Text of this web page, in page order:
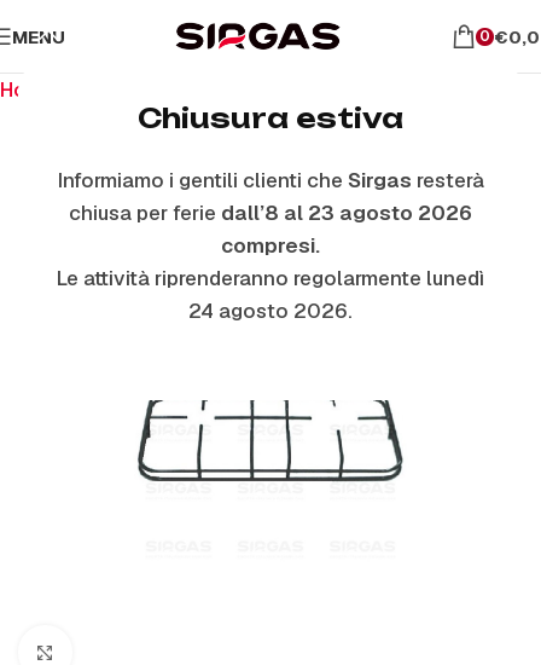
Chiusura estiva
Informiamo i gentili clienti che Sirgas resterà
chiusa per ferie dall’8 al 23 agosto 2026
compresi.
Le attività riprenderanno regolarmente lunedì
24 agosto 2026.
MENU 0 €
Home